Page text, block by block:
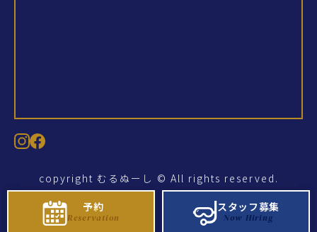
予約
Reservation
スタッフ募集
Now Hiring
予約
Reservation
スタッフ募集
Now Hiring
copyright むるぬーし © All rights reserved.